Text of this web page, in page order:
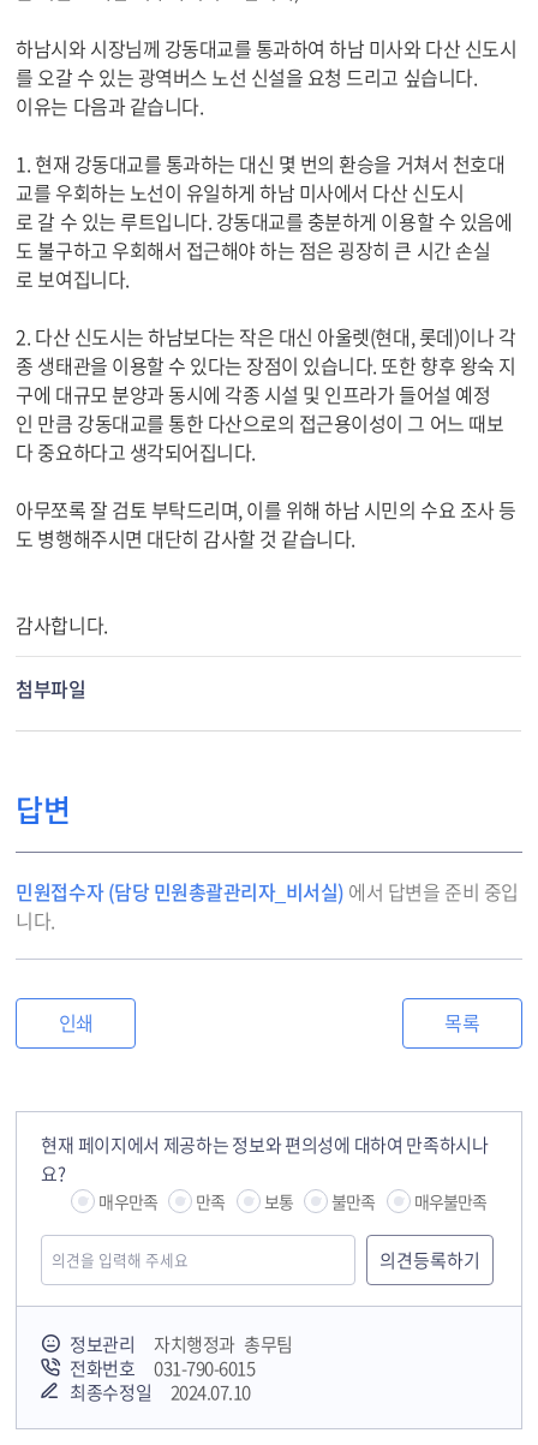
하남시와 시장님께 강동대교를 통과하여 하남 미사와 다산 신도시
를 오갈 수 있는 광역버스 노선 신설을 요청 드리고 싶습니다.
이유는 다음과 같습니다.
1. 현재 강동대교를 통과하는 대신 몇 번의 환승을 거쳐서 천호대
교를 우회하는 노선이 유일하게 하남 미사에서 다산 신도시
로 갈 수 있는 루트입니다. 강동대교를 충분하게 이용할 수 있음에
도 불구하고 우회해서 접근해야 하는 점은 굉장히 큰 시간 손실
로 보여집니다.
2. 다산 신도시는 하남보다는 작은 대신 아울렛(현대, 롯데)이나 각
종 생태관을 이용할 수 있다는 장점이 있습니다. 또한 향후 왕숙 지
구에 대규모 분양과 동시에 각종 시설 및 인프라가 들어설 예정
인 만큼 강동대교를 통한 다산으로의 접근용이성이 그 어느 때보
다 중요하다고 생각되어집니다.
아무쪼록 잘 검토 부탁드리며, 이를 위해 하남 시민의 수요 조사 등
도 병행해주시면 대단히 감사할 것 같습니다.
감사합니다.
첨부파일
답변
민원접수자 (담당 민원총괄관리자_비서실) 에서 답변을 준비 중입
니다.
인쇄 목록
현재 페이지에서 제공하는 정보와 편의성에 대하여 만족하시나
요?
매우만족 만족 보통 불만족 매우불만족
정보관리
자치행정과 총무팀
전화번호
031-790-6015
최종수정일
2024.07.10
국민안전교육플랫폼